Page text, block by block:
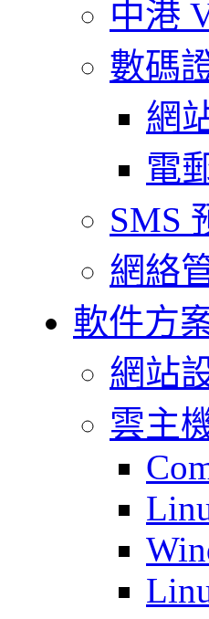
中港
數碼
網
電
SMS
網絡
軟件方
網站
雲主